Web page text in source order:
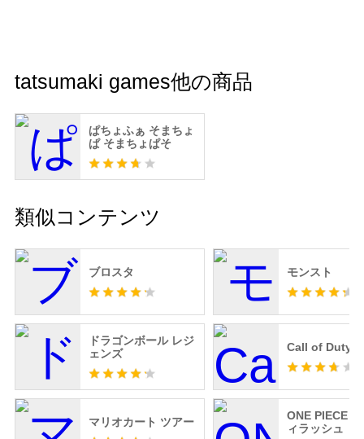
tatsumaki games他の商品
ぱちょふぁ そまちょ
ぱ そまちょぱそ
類似コンテンツ
ブロスタ モンスト
ドラゴンボール レジ
ェンズ
Call of Duty
マリオカート ツアー
ONE PIECE
ィラッシュ